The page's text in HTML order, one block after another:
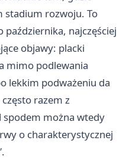
stadium rozwoju. To
października, najczęściej
objawy: placki
mimo podlewania
lekkim podważeniu da
razem z
można wtedy
o charakterystycznej